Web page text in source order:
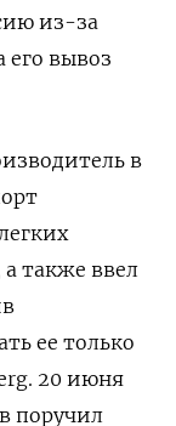
из-за
его вывоз
в
также ввел
ее только
20 июня
поручил